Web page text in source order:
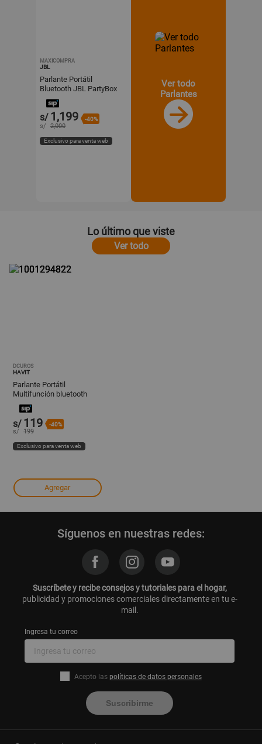
MAXICOMPRA
JBL
Parlante Portátil
Bluetooth JBL PartyBox
On-The-Go Essential con
Micrófono - Negro
s/ 1,199 -40%
s/ 2,000
Exclusivo para venta web
Ver todo
Parlantes
Lo último que viste
Ver todo
DCUROS
HAVIT
Parlante Portátil
Multifunción bluetooth
SK835BT
s/ 119 -40%
s/ 199
Exclusivo para venta web
Agregar
Síguenos en nuestras redes:
Suscríbete y recibe consejos y tutoriales para el hogar,
publicidad y promociones comerciales directamente en tu e-
mail.
Ingresa tu correo
Acepto las políticas de datos personales
Suscribirme